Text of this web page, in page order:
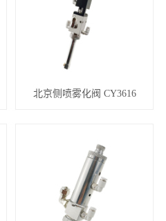
北京侧喷雾化阀 CY3616